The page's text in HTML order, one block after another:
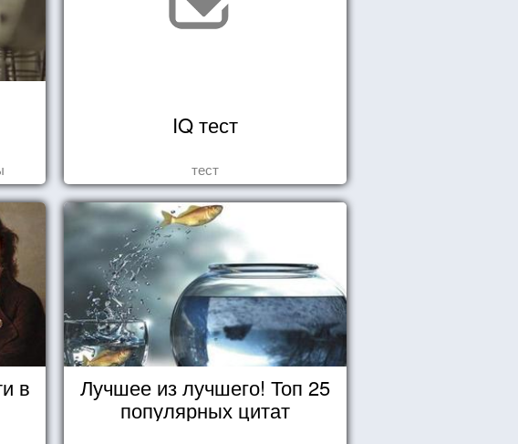
IQ тест
тест
в
Лучшее из лучшего! Топ 25
популярных цитат